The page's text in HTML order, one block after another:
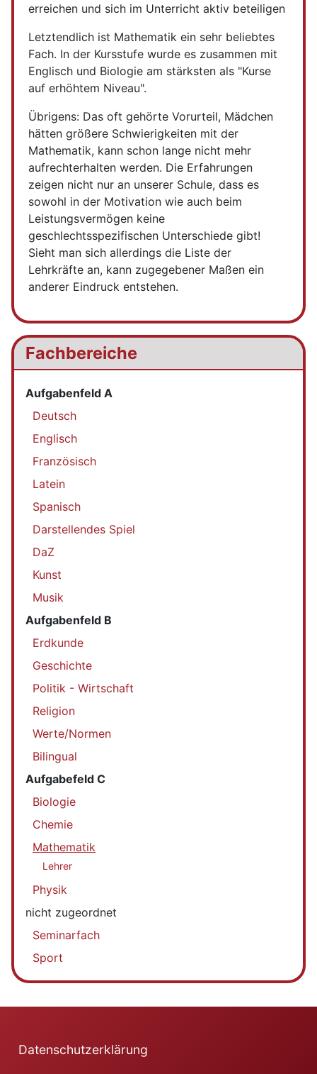
Fachbereiche
Aufgabenfeld A
Deutsch
Englisch
Französisch
Latein
Spanisch
Darstellendes Spiel
DaZ
Kunst
Musik
Aufgabenfeld B
Erdkunde
Geschichte
Politik - Wirtschaft
Religion
Werte/Normen
Bilingual
Aufgabefeld C
Biologie
Chemie
Mathematik
Lehrer
Physik
nicht zugeordnet
Seminarfach
Sport
erreichen und sich im Unterricht aktiv beteiligen
Letztendlich ist Mathematik ein sehr beliebtes
Fach. In der Kursstufe wurde es zusammen mit
Englisch und Biologie am stärksten als "Kurse
auf erhöhtem Niveau".
Übrigens: Das oft gehörte Vorurteil, Mädchen
hätten größere Schwierigkeiten mit der
Mathematik, kann schon lange nicht mehr
aufrechterhalten werden. Die Erfahrungen
zeigen nicht nur an unserer Schule, dass es
sowohl in der Motivation wie auch beim
Leistungsvermögen keine
geschlechtsspezifischen Unterschiede gibt!
Sieht man sich allerdings die Liste der
Lehrkräfte an, kann zugegebener Maßen ein
anderer Eindruck entstehen.
Datenschutzerklärung